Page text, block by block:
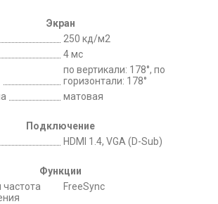
Экран
250 кд/м2
4 мс
по вертикали: 178°, по
горизонтали: 178°
матовая
Подключение
HDMI 1.4, VGA (D-Sub)
Функции
FreeSync